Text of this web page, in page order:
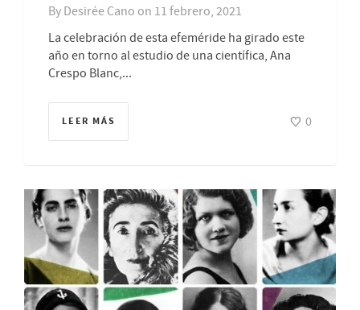
By Desirée Cano on 11 febrero, 2021
La celebración de esta efeméride ha girado este
año en torno al estudio de una científica, Ana
Crespo Blanc,...
LEER MÁS 0